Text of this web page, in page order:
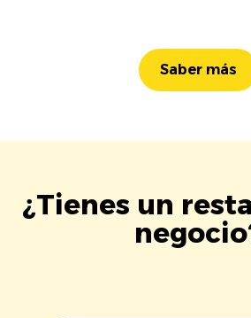
Saber más
¿Tienes un